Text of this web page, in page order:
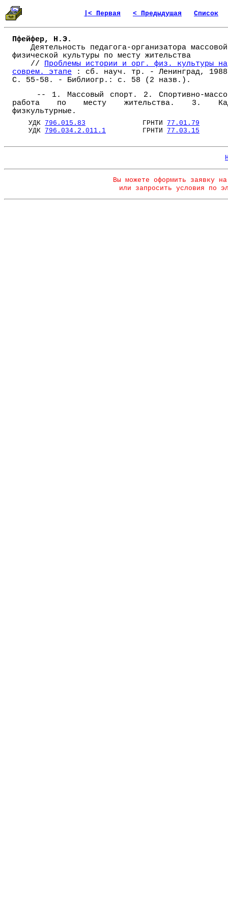
|< Первая < Предыдущая Список
Пфейфер, Н.Э.
Деятельность педагога-организатора массовой
физической культуры по месту жительства
// Проблемы истории и орг. физ. культуры на
соврем. этапе : сб. науч. тр. - Ленинград,
С. 55-58. - Библиогр.: с. 58 (2 назв.).
-- 1. Массовый спорт. 2. Спортивно-
работа по месту жительства. 3.
физкультурные.
УДК 796.015.83 ГРНТИ 77.01.79
УДК 796.034.2.011.1 ГРНТИ 77.03.15
Вы можете оформить заявку
или запросить условия по